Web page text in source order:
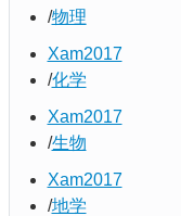
物理
Xam2017
化学
Xam2017
生物
Xam2017
地学